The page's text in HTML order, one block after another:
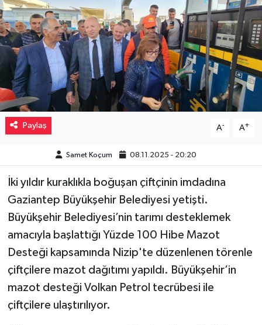
Paylaş A- A+
Samet Koçum 08.11.2025 - 20:20
İki yıldır kuraklıkla boğuşan çiftçinin imdadına
Gaziantep Büyükşehir Belediyesi yetişti.
Büyükşehir Belediyesi’nin tarımı desteklemek
amacıyla başlattığı Yüzde 100 Hibe Mazot
Desteği kapsamında Nizip'te düzenlenen törenle
çiftçilere mazot dağıtımı yapıldı. Büyükşehir’in
mazot desteği Volkan Petrol tecrübesi ile
çiftçilere ulaştırılıyor.
Piyasa
Resmi İlanlar
Sağlık
Sinemalar
Teknoloji
Türkiye
Yaşam